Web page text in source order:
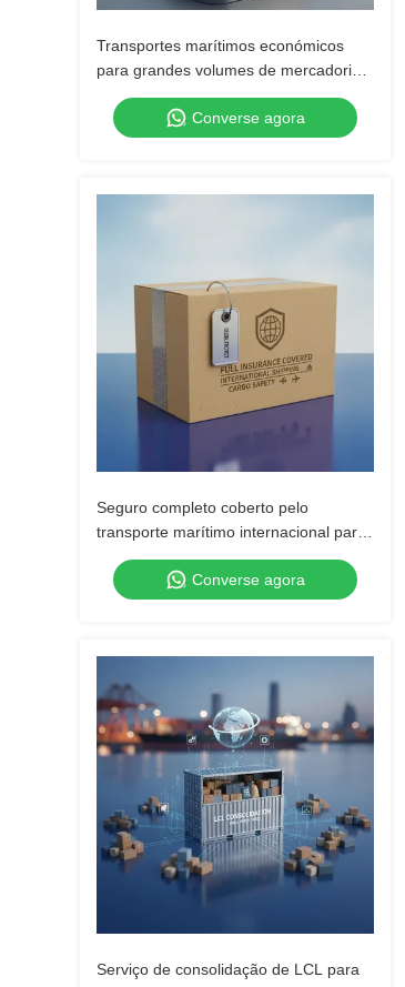
Transportes marítimos económicos
para grandes volumes de mercadorias
para exportação
Converse agora
Seguro completo coberto pelo
transporte marítimo internacional para
a segurança da carga
Converse agora
Serviço de consolidação de LCL para